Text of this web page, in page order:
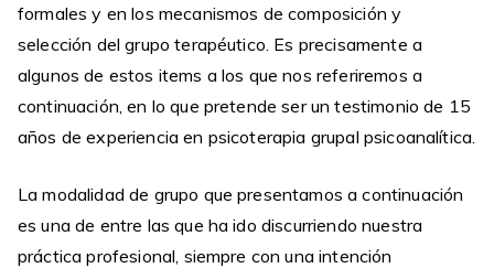
formales y en los mecanismos de composición y
selección del grupo terapéutico. Es precisamente a
algunos de estos items a los que nos referiremos a
continuación, en lo que pretende ser un testimonio de 15
años de experiencia en psicoterapia grupal psicoanalítica.
La modalidad de grupo que presentamos a continuación
es una de entre las que ha ido discurriendo nuestra
práctica profesional, siempre con una intención